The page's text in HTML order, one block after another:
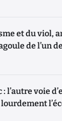
et du viol,
de l’un
l’autre voie